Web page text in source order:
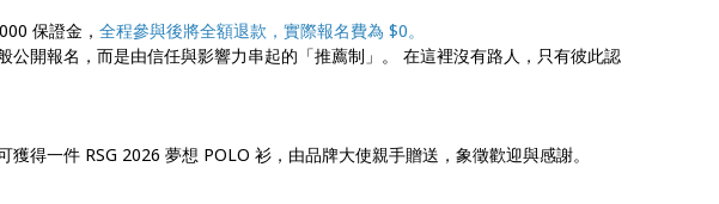
保證金， 全程參與後將全額退款，實際報名費為 $0。
公開報名，而是由信任與影響力串起的「推薦制」。 在這裡沒有路人，只有彼此認
獲得一件 RSG 2026 夢想 POLO 衫，由品牌大使親手贈送，象徵歡迎與感謝。